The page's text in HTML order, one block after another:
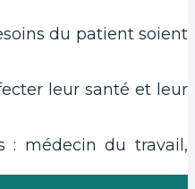
du patient soient
leur santé et leur
: médecin du travail,